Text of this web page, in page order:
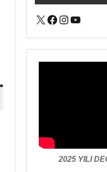
X Facebook
Instagram
2025 YILI